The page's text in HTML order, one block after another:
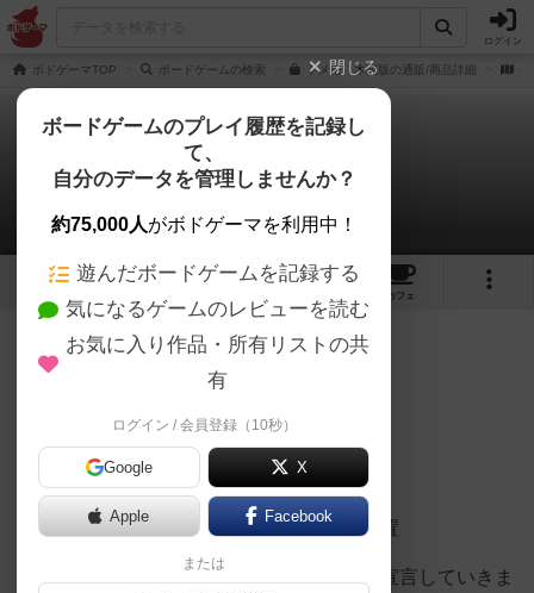
ログイン
ボドゲーマTOP ボードゲームの検索 ドメモ 木製版の通販/商品詳細 作
ドメモ
くみさんのレビュー
9 6 44
カフェ
154名 1名 0 約1年前
数当てゲームです。
１が一枚２が2枚…7が7枚とありまして…
自分の手札は自分からは見えないように設置
自分の手札はなんなのかをあたりをつけて宣言していきま
閉じる
ボードゲームのプレイ履歴を記録し
て、
自分のデータを管理しませんか？
約75,000人がボドゲーマを利用中！
遊んだボードゲームを記録する
気になるゲームのレビューを読む
お気に入り作品・所有リストの共
有
ログイン / 会員登録（10秒）
Google X
Apple Facebook
または